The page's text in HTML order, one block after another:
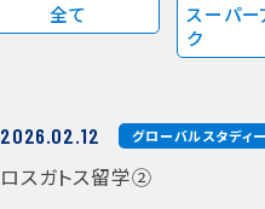
全て
スーパー
ク
2026.02.12 グローバルスタディ
ロスガトス留学②